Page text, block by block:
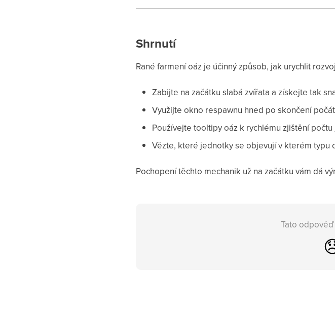
Shrnutí
Rané farmení oáz je účinný způsob, jak urychlit
Zabijte na začátku slabá zvířata a získejte tak
Využijte okno respawnu hned po skončení
Používejte tooltipy oáz k rychlému zjištění
Vězte, které jednotky se objevují v kterém
Pochopení těchto mechanik už na začátku vám dá
Tato